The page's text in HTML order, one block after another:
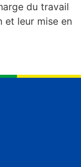
du travail
et leur mise en